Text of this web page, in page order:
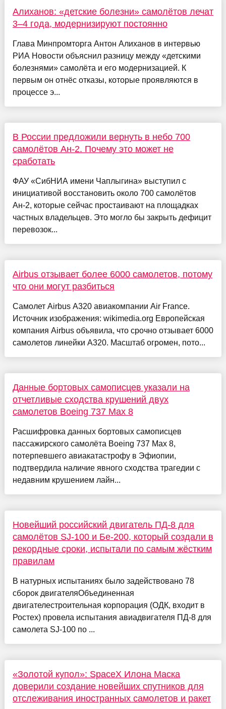
Алиханов: «детские болезни» самолётов лечат
3–4 года, модернизируют постоянно
Глава Минпромторга Антон Алиханов в интервью
РИА Новости объяснил разницу между «детскими
болезнями» самолёта и его модернизацией. К
первым он отнёс отказы, которые проявляются в
процессе э...
В России предложили вернуть в небо 700
самолётов Ан-2. Почему это может не
сработать
ФАУ «СибНИА имени Чаплыгина» выступил с
инициативой восстановить около 700 самолётов
Ан-2, которые сейчас простаивают на площадках
частных владельцев. Это могло бы закрыть дефицит
перевозок...
Airbus отзывает более 6000 самолетов, потому
что они могут разбиться
Самолет Airbus A320 авиакомпании Air France.
Источник изображения: wikimedia.org Европейская
компания Airbus объявила, что срочно отзывает 6000
самолетов линейки A320. Масштаб огромен, пото...
Данные бортовых самописцев указали на
отчетливые сходства крушений двух
самолетов Boeing 737 Max 8
Расшифровка данных бортовых самописцев
пассажирского самолёта Boeing 737 Max 8,
потерпевшего авиакатастрофу в Эфиопии,
подтвердила наличие явного сходства трагедии с
недавним крушением лайн...
Новейший российский двигатель ПД-8 для
самолётов SJ-100 и Бе-200, который создали в
рекордные сроки, испытали по самым жёстким
правилам
В натурных испытаниях было задействовано 78
сборок двигателяОбъединенная
двигателестроительная корпорация (ОДК, входит в
Ростех) провела испытания авиадвигателя ПД-8 для
самолета SJ-100 по ...
«Золотой купол»: SpaceX Илона Маска
доверили создание новейших спутников для
отслеживания иностранных самолетов и ракет